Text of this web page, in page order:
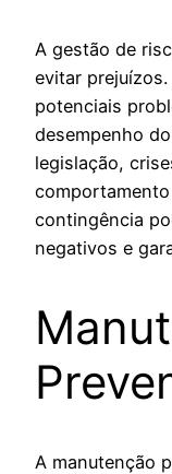
A gestão de
evitar
potenciais
desempenho
legislação,
contingência
negativos e
A manutenção